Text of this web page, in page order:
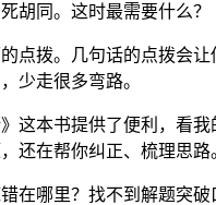
胡同。这时最需要什么？
点拨。几句话的点拨会
少走很多弯路。
》这本书提供了便利，看
还在帮你纠正、梳理思路
在哪里？找不到解题突